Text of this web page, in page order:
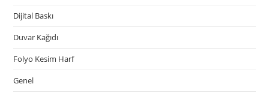
Dijital Baskı
Duvar Kağıdı
Folyo Kesim Harf
Genel